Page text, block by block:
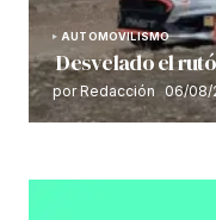
AUTOMOVILISMO
Desvelado el
por Redacción 06/08/